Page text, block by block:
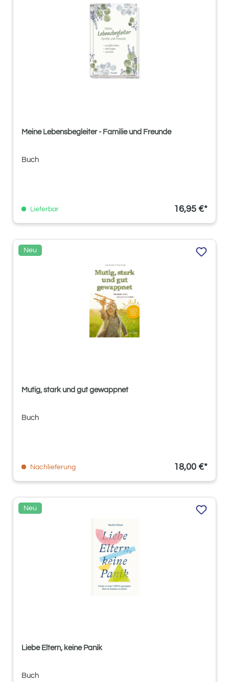
Meine Lebensbegleiter - Familie und Freunde
Buch
Lieferbar 16,95 €*
Neu
Mutig, stark und gut gewappnet
Buch
Nachlieferung 18,00 €*
Neu
Liebe Eltern, keine Panik
Buch